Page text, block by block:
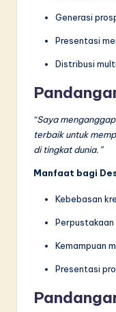
Generasi
Presentasi
Distribusi
“Saya
terbaik untuk
di tingkat dunia.”
Manfaat bagi
Kebebasan
Kemampuan
Presentasi